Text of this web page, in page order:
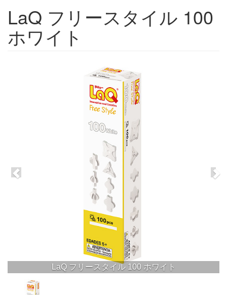
LaQ フリースタイル 100
ホワイト
LaQ フリースタイル 100 ホワイト